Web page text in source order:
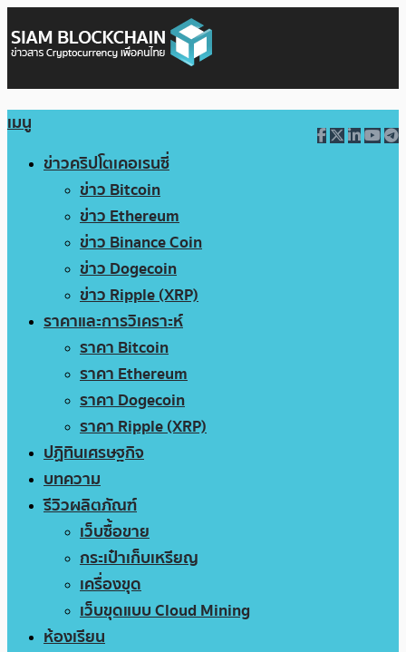
เมนู
ข่าวคริปโตเคอเรนซี่
ข่าว Bitcoin
ข่าว Ethereum
ข่าว Binance Coin
ข่าว Dogecoin
ข่าว Ripple (XRP)
ราคาและการวิเคราะห์
ราคา Bitcoin
ราคา Ethereum
ราคา Dogecoin
ราคา Ripple (XRP)
ปฏิทินเศรษฐกิจ
บทความ
รีวิวผลิตภัณฑ์
เว็บซื้อขาย
กระเป๋าเก็บเหรียญ
เครื่องขุด
เว็บขุดแบบ Cloud Mining
ห้องเรียน